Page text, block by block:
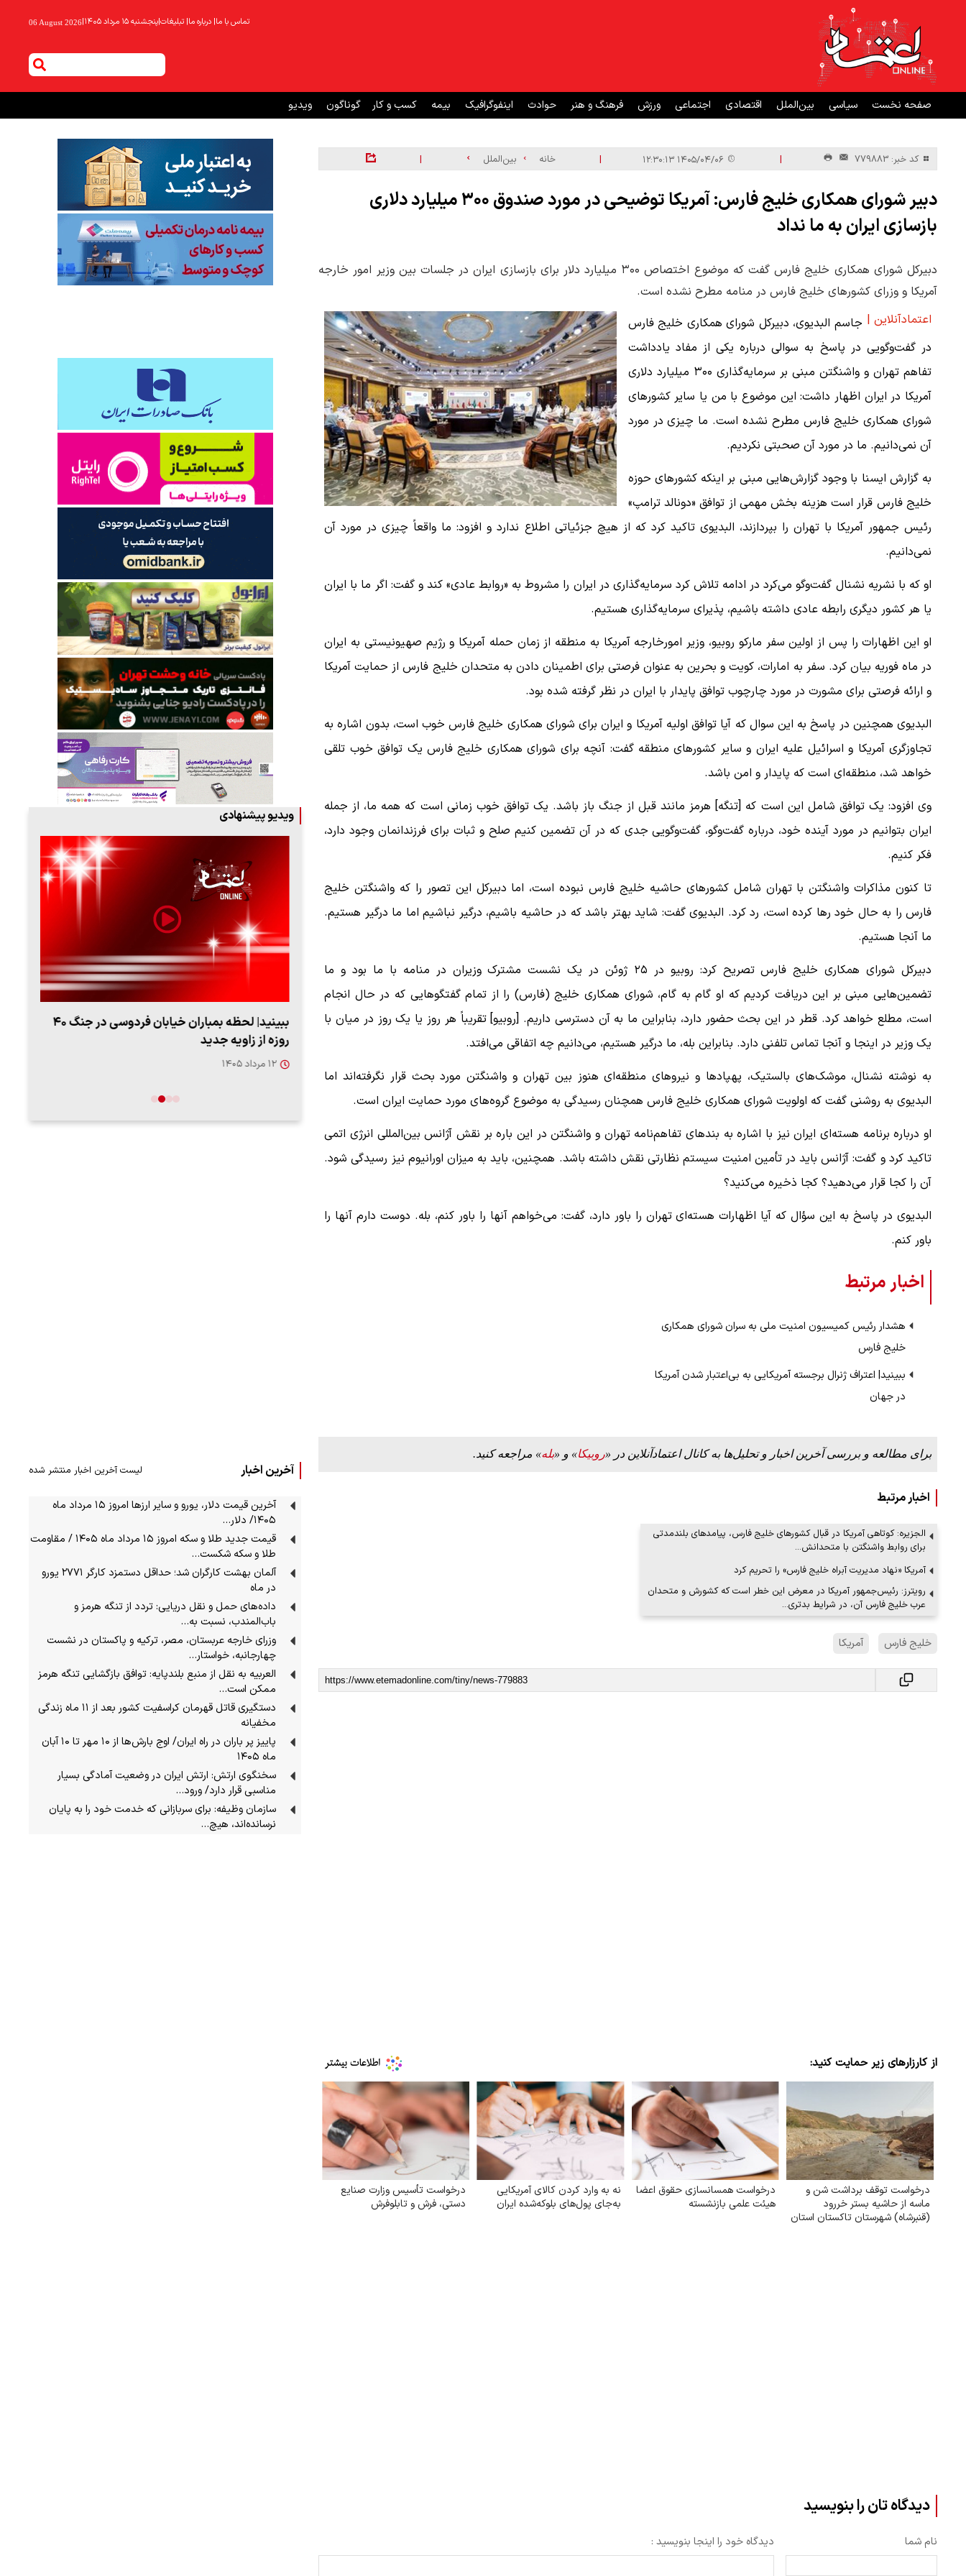
تماس با ما| درباره ما| تبلیغات|پنجشنبه ۱۵ مرداد ۱۴۰۵ |
06 August 2026
صفحه نخست سیاسی بین‌الملل اقتصادی اجتماعی ورزش فرهنگ و هنر حوادث اینفوگرافیک بیمه کسب و کار گوناگون ویدیو
کد خبر: 779883 |
| خانه بین‌الملل |
دبیر شورای همکاری خلیج فارس: آمریکا توضیحی در مورد صندوق ۳۰۰ میلیارد دلاری
بازسازی ایران به ما نداد
دبیرکل شورای همکاری خلیج فارس گفت که موضوع اختصاص ۳۰۰ میلیارد دلار برای بازسازی ایران در جلسات بین وزیر امور خارجه
آمریکا و وزرای کشورهای خلیج فارس در منامه مطرح نشده است.
اعتمادآنلاین | جاسم البدیوی، دبیرکل شورای همکاری خلیج فارس
در گفت‌وگویی در پاسخ به سوالی درباره یکی از مفاد یادداشت
تفاهم تهران و واشنگتن مبنی بر سرمایه‌گذاری ۳۰۰ میلیارد دلاری
آمریکا در ایران اظهار داشت: این موضوع با من یا سایر کشورهای
شورای همکاری خلیج فارس مطرح نشده است. ما چیزی در مورد
آن نمی‌دانیم. ما در مورد آن صحبتی نکردیم.
به گزارش ایسنا با وجود گزارش‌هایی مبنی بر اینکه کشورهای حوزه
خلیج فارس قرار است هزینه بخش مهمی از توافق «دونالد ترامپ»
رئیس جمهور آمریکا با تهران را بپردازند، البدیوی تاکید کرد که از هیچ جزئیاتی اطلاع ندارد و افزود: ما واقعاً چیزی در مورد آن
نمی‌دانیم.
او که با نشریه نشنال گفت‌وگو می‌کرد در ادامه تلاش کرد سرمایه‌گذاری در ایران را مشروط به «روابط عادی» کند و گفت: اگر ما با ایران
یا هر کشور دیگری رابطه عادی داشته باشیم، پذیرای سرمایه‌گذاری هستیم.
او این اظهارات را پس از اولین سفر مارکو روبیو، وزیر امورخارجه آمریکا به منطقه از زمان حمله آمریکا و رژیم صهیونیستی به ایران
در ماه فوریه بیان کرد. سفر به امارات، کویت و بحرین به عنوان فرصتی برای اطمینان دادن به متحدان خلیج فارس از حمایت آمریکا
و ارائه فرصتی برای مشورت در مورد چارچوب توافق پایدار با ایران در نظر گرفته شده بود.
البدیوی همچنین در پاسخ به این سوال که آیا توافق اولیه آمریکا و ایران برای شورای همکاری خلیج فارس خوب است، بدون اشاره به
تجاوزگری آمریکا و اسرائیل علیه ایران و سایر کشورهای منطقه گفت: آنچه برای شورای همکاری خلیج فارس یک توافق خوب تلقی
خواهد شد، منطقه‌ای است که پایدار و امن باشد.
وی افزود: یک توافق شامل این است که [تنگه] هرمز مانند قبل از جنگ باز باشد. یک توافق خوب زمانی است که همه ما، از جمله
ایران بتوانیم در مورد آینده خود، درباره گفت‌وگو، گفت‌وگویی جدی که در آن تضمین کنیم صلح و ثبات برای فرزندانمان وجود دارد،
فکر کنیم.
تا کنون مذاکرات واشنگتن با تهران شامل کشورهای حاشیه خلیج فارس نبوده است، اما دبیرکل این تصور را که واشنگتن خلیج
فارس را به حال خود رها کرده است، رد کرد. البدیوی گفت: شاید بهتر باشد که در حاشیه باشیم، درگیر نباشیم اما ما درگیر هستیم.
ما آنجا هستیم.
دبیرکل شورای همکاری خلیج فارس تصریح کرد: روبیو در ۲۵ ژوئن در یک نشست مشترک وزیران در منامه با ما بود و ما
تضمین‌هایی مبنی بر این دریافت کردیم که او گام به گام، شورای همکاری خلیج (فارس) را از تمام گفتگوهایی که در حال انجام
است، مطلع خواهد کرد. قطر در این بحث حضور دارد، بنابراین ما به آن دسترسی داریم. [روبیو] تقریباً هر روز یا یک روز در میان با
یک وزیر در اینجا و آنجا تماس تلفنی دارد. بنابراین بله، ما درگیر هستیم، می‌دانیم چه اتفاقی می‌افتد.
به نوشته نشنال، موشک‌های بالستیک، پهپادها و نیروهای منطقه‌ای هنوز بین تهران و واشنگتن مورد بحث قرار نگرفته‌اند اما
البدیوی به روشنی گفت که اولویت شورای همکاری خلیج فارس همچنان رسیدگی به موضوع گروه‌های مورد حمایت ایران است.
او درباره برنامه هسته‌ای ایران نیز با اشاره به بندهای تفاهم‌نامه تهران و واشنگتن در این باره بر نقش آژانس بین‌المللی انرژی اتمی
تاکید کرد و گفت: آژانس باید در تأمین امنیت سیستم نظارتی نقش داشته باشد. همچنین، باید به میزان اورانیوم نیز رسیدگی شود.
آن را کجا قرار می‌دهید؟ کجا ذخیره می‌کنید؟
البدیوی در پاسخ به این سؤال که آیا اظهارات هسته‌ای تهران را باور دارد، گفت: می‌خواهم آنها را باور کنم، بله. دوست دارم آنها را
باور کنم.
اخبار مرتبط
هشدار رئیس کمیسیون امنیت ملی به سران شورای همکاری
خلیج فارس
ببینید| اعتراف ژنرال برجسته آمریکایی به بی‌اعتبار شدن آمریکا
در جهان
برای مطالعه و بررسی آخرین اخبار و تحلیل‌ها به کانال اعتمادآنلاین در «روبیکا» و «بله» مراجعه کنید.
اخبار مرتبط
الجزیره: کوتاهی آمریکا در قبال کشورهای خلیج فارس، پیامدهای بلندمدتی
برای روابط واشنگتن با متحدانش…
آمریکا «نهاد مدیریت آبراه خلیج فارس» را تحریم کرد
رویترز: رئیس‌جمهور آمریکا در معرض این خطر است که کشورش و متحدان
عرب خلیج فارس آن، در شرایط بدتری…
خلیج فارس آمریکا
از کارزارهای زیر حمایت کنید:
درخواست توقف برداشت شن و
ماسه از حاشیه بستر خر‌رود
(قنبرشاه) شهرستان تاکستان استان
درخواست همسانسازی حقوق اعضا
هیئت علمی بازنشسته
نه به وارد کردن کالای آمریکایی
به‌جای پول‌های بلوکه‌شده ایران
درخواست تأسیس وزارت صنایع
دستی، فرش و تابلوفرش
دیدگاه تان را بنویسید
نام شما دیدگاه خود را اینجا بنویسید :
ویدیو پیشنهادی
به عادل
ببینید| روایت رئیس جمهور از لحظه حمله به بیت
رهبری
پزشکیان: از حد و حدود خودمان دفاع می‌کنیم، اما
به‌دنبال گسترش جنگ نیس…
ببینید| لحظه بمباران خیابان فردوسی در جنگ ۴۰
روزه از زاویه جدید
۱۲ مرداد ۱۴۰۵
آخرین اخبار لیست آخرین اخبار منتشر شده
آخرین قیمت دلار، یورو و سایر ارزها امروز ۱۵ مرداد ماه
۱۴۰۵/ دلار…
قیمت جدید طلا و سکه امروز ۱۵ مرداد ماه ۱۴۰۵ / مقاومت
طلا و سکه شکست…
آلمان بهشت کارگران شد؛ حداقل دستمزد کارگر ۲۷۷۱ یورو
در ماه
داده‌های حمل‌ و نقل دریایی: تردد از تنگه‌ هرمز و
باب‌المندب، نسبت به…
وزرای خارجه عربستان، مصر، ترکیه و پاکستان در نشست
چهارجانبه، خواستار…
العربیه به نقل از منبع بلندپایه: توافق بازگشایی تنگه هرمز
ممکن است…
دستگیری قاتل قهرمان کراسفیت کشور بعد از ۱۱ ماه زندگی
مخفیانه
پاییز پر باران در راه ایران/ اوج بارش‌ها از ۱۰ مهر تا ۱۰ آبان
ماه ۱۴۰۵
سخنگوی ارتش: ارتش ایران در وضعیت آمادگی بسیار
مناسبی قرار دارد/ ورود…
سازمان وظیفه: برای سربازانی که خدمت خود را به پایان
نرسانده‌اند، هیچ…